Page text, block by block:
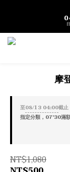
0
3
日
摩
至08/13 04:00截止
指定分類，07'30滿
NT$1,080